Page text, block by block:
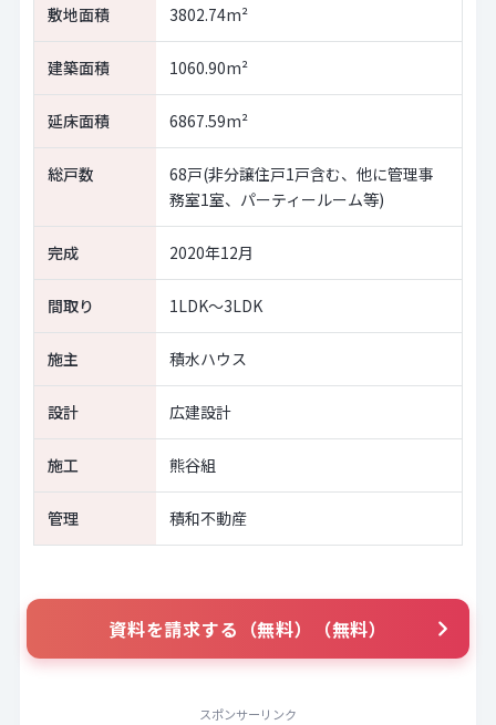
敷地面積 3802.74m²
建築面積 1060.90m²
延床面積 6867.59m²
総戸数
68戸(非分譲住戸1戸含む、他に管理事
務室1室、パーティールーム等)
完成 2020年12月
間取り 1LDK～3LDK
施主 積水ハウス
設計 広建設計
施工 熊谷組
管理 積和不動産
資料を請求する（無料）（無料）
スポンサーリンク